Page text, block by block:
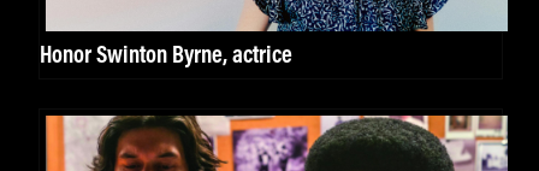
Honor Swinton Byrne, actrice